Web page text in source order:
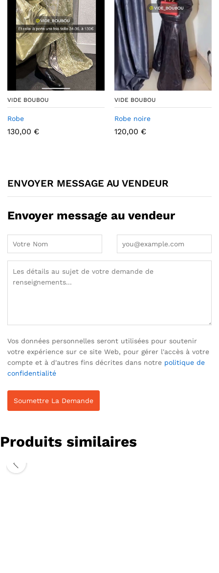
VIDE BOUBOU
Robe
130,00 €
VIDE BOUBOU
Robe noire
120,00 €
ENVOYER MESSAGE AU VENDEUR
Envoyer message au vendeur
Vos données personnelles seront utilisées pour soutenir
votre expérience sur ce site Web, pour gérer l'accès à votre
compte et à d'autres fins décrites dans notre politique de
confidentialité
Produits similaires